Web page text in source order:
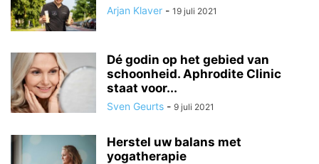
Arjan Klaver - 19 juli 2021
Dé godin op het gebied van
schoonheid. Aphrodite Clinic
staat voor...
Sven Geurts - 9 juli 2021
Herstel uw balans met
yogatherapie